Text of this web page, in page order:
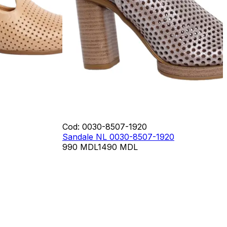
Cod: 0030-8507-1920
Sandale NL 0030-8507-1920
990 MDL1490 MDL